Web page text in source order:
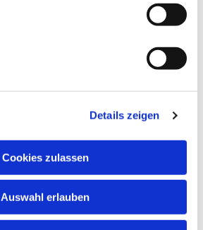
Details zeigen
Cookies zulassen
Auswahl erlauben